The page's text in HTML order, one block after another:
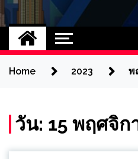
UCD
NEW
Home 2023 พ
วัน: 15 พฤศจิก